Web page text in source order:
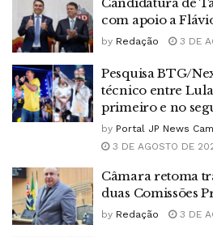
com apoio a
by Redação 3 DE
Pesquisa BTG/
técnico entre
primeiro e no
by Portal JP News
3 DE AGOSTO DE
Câmara retoma
duas Comissões
by Redação 3 DE